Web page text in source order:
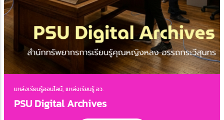
แหล่งเรียนรู้ออนไลน์, แหล่งเรียนรู้ อว.
PSU Digital Archives